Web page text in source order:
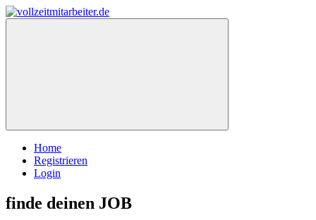
Home
Registrieren
Login
finde deinen JOB